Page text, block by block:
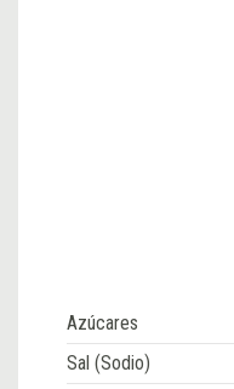
Azúcares
Sal (Sodio)